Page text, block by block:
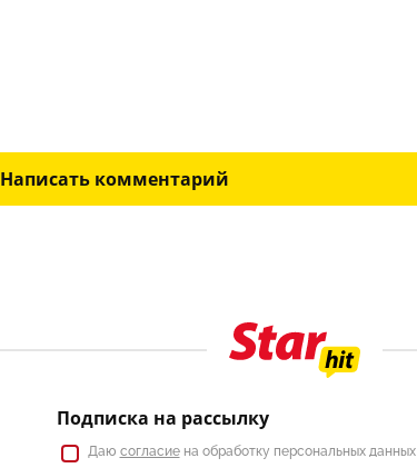
Написать комментарий
Подписка на рассылку
Даю согласиена обработку персональных данных